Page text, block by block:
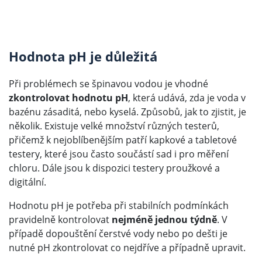
Hodnota pH je důležitá
Při problémech se špinavou vodou je vhodné
zkontrolovat hodnotu pH, která udává, zda je voda v
bazénu zásaditá, nebo kyselá. Způsobů, jak to zjistit, je
několik. Existuje velké množství různých testerů,
přičemž k nejoblíbenějším patří kapkové a tabletové
testery, které jsou často součástí sad i pro měření
chloru. Dále jsou k dispozici testery proužkové a
digitální.
Hodnotu pH je potřeba při stabilních podmínkách
pravidelně kontrolovat nejméně jednou týdně. V
případě dopouštění čerstvé vody nebo po dešti je
nutné pH zkontrolovat co nejdříve a případně upravit.